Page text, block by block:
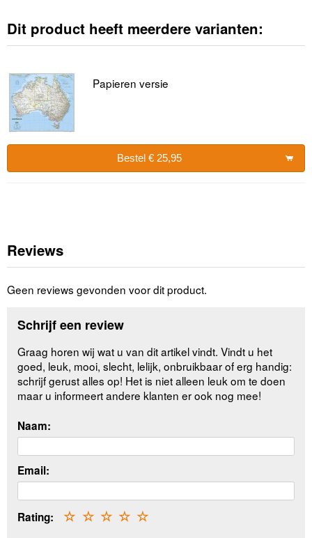
Dit product heeft meerdere varianten:
Papieren versie
Bestel € 25,95
Reviews
Geen reviews gevonden voor dit product.
Schrijf een review
Graag horen wij wat u van dit artikel vindt. Vindt u het
goed, leuk, mooi, slecht, lelijk, onbruikbaar of erg handig:
schrijf gerust alles op! Het is niet alleen leuk om te doen
maar u informeert andere klanten er ook nog mee!
Naam:
Email:
Rating: ☆
☆
☆
☆
☆